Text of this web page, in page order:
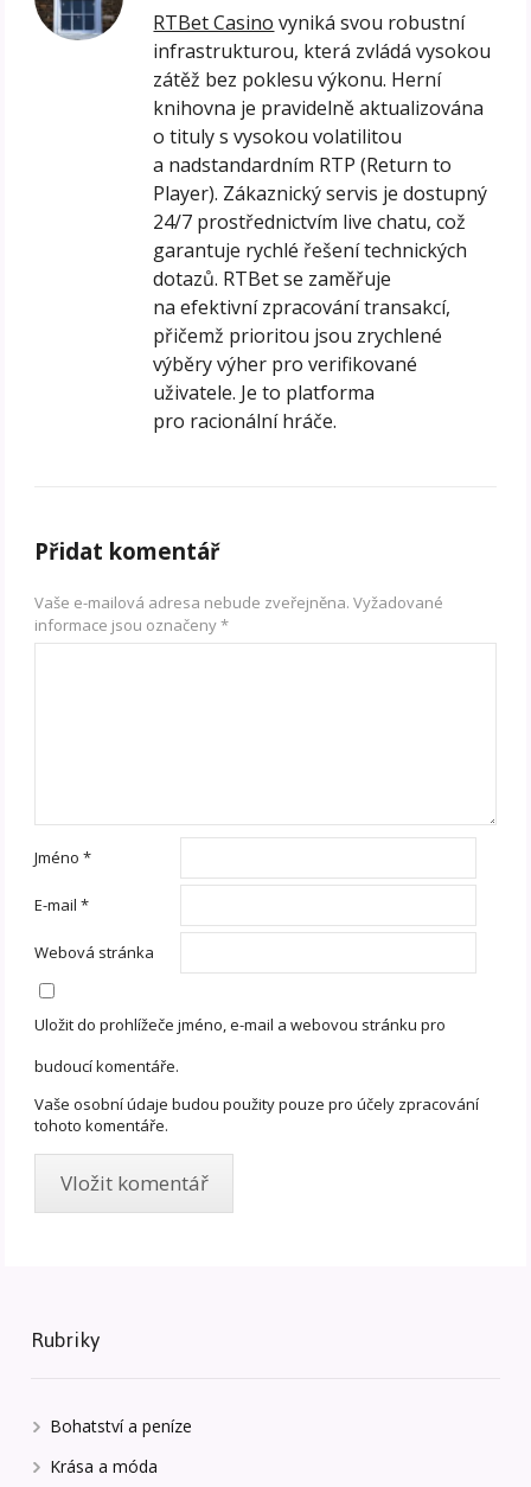
RTBet Casino vyniká svou robustní
infrastrukturou, která zvládá vysokou
zátěž bez poklesu výkonu. Herní
knihovna je pravidelně aktualizována
o tituly s vysokou volatilitou
a nadstandardním RTP (Return to
Player). Zákaznický servis je dostupný
24/7 prostřednictvím live chatu, což
garantuje rychlé řešení technických
dotazů. RTBet se zaměřuje
na efektivní zpracování transakcí,
přičemž prioritou jsou zrychlené
výběry výher pro verifikované
uživatele. Je to platforma
pro racionální hráče.
Přidat komentář
Vaše e-mailová adresa nebude zveřejněna. Vyžadované
informace jsou označeny*
Jméno*
E-mail*
Webová stránka
Uložit do prohlížeče jméno, e-mail a webovou stránku pro
budoucí komentáře.
Vaše osobní údaje budou použity pouze pro účely zpracování
tohoto komentáře.
Rubriky
Bohatství a peníze
Krása a móda